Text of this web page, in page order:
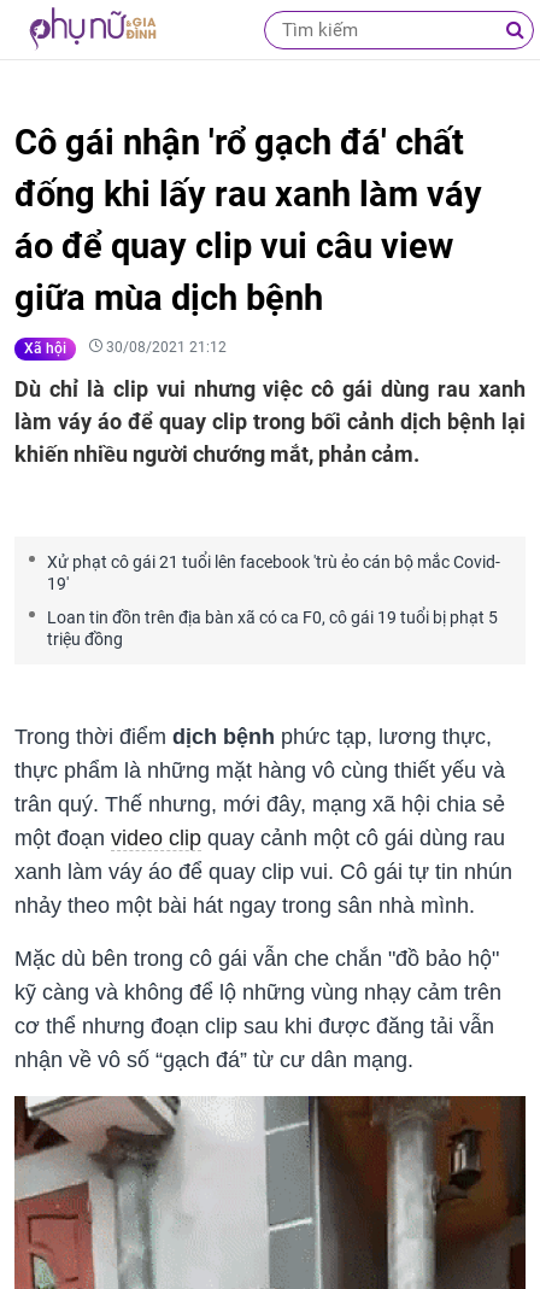
Cô gái nhận 'rổ gạch đá' chất
đống khi lấy rau xanh làm váy
áo để quay clip vui câu view
giữa mùa dịch bệnh
Xã hội 30/08/2021 21:12
Dù chỉ là clip vui nhưng việc cô gái dùng rau xanh
làm váy áo để quay clip trong bối cảnh dịch bệnh lại
khiến nhiều người chướng mắt, phản cảm.
Xử phạt cô gái 21 tuổi lên facebook 'trù ẻo cán bộ mắc Covid-
19'
Loan tin đồn trên địa bàn xã có ca F0, cô gái 19 tuổi bị phạt 5
triệu đồng
Trong thời điểm dịch bệnh phức tạp, lương thực,
thực phẩm là những mặt hàng vô cùng thiết yếu và
trân quý. Thế nhưng, mới đây, mạng xã hội chia sẻ
một đoạn video clip quay cảnh một cô gái dùng rau
xanh làm váy áo để quay clip vui. Cô gái tự tin nhún
nhảy theo một bài hát ngay trong sân nhà mình.
Mặc dù bên trong cô gái vẫn che chắn "đồ bảo hộ"
kỹ càng và không để lộ những vùng nhạy cảm trên
cơ thể nhưng đoạn clip sau khi được đăng tải vẫn
nhận về vô số “gạch đá” từ cư dân mạng.